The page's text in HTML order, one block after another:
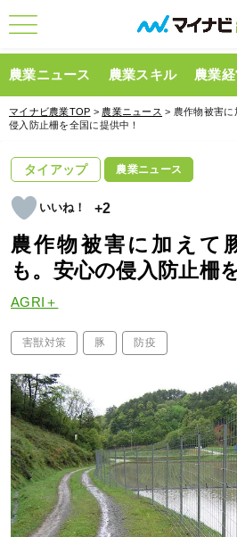
農業ニュース 農業スキル 農業
マイナビ農業TOP > 農業ニュース > 農作物被害に
侵入防止柵を全国に提供中！
タイアップ 農業ニュース
+2
農作物被害に加えて
も。安心の侵入防止柵
AGRI＋
害獣対策 豚 防疫